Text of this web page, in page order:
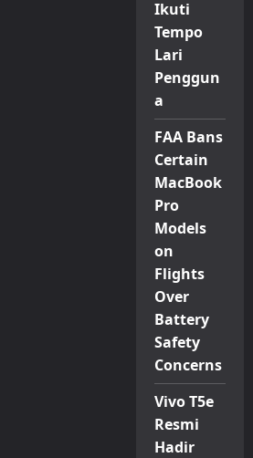
Ikuti
Tempo
Lari
Penggun
a
FAA Bans
Certain
MacBook
Pro
Models
on
Flights
Over
Battery
Safety
Concerns
Vivo T5e
Resmi
Hadir